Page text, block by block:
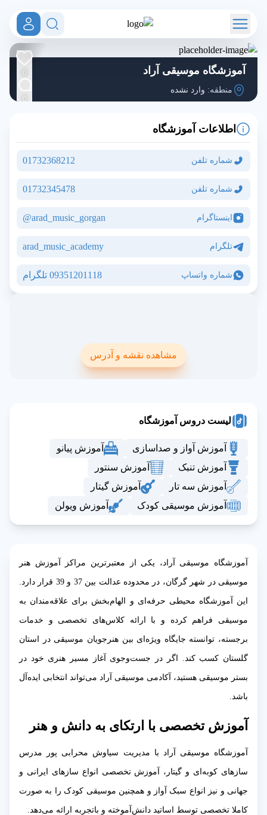
آموزشگاه موسیقی آراد
منطقه: وارد نشده
0
0
اطلاعات آموزشگاه
شماره تلفن 01732368212
شماره تلفن 01732345478
اینستاگرام arad_music_gorgan@
تلگرام arad_music_academy
شماره واتساپ 09351201118 تلگرام
مشاهده نقشه و آدرس
لیست دروس آموزشگاه
آموزش آواز و صداسازی
آموزش پیانو
آموزش تنبک
آموزش سنتور
آموزش سه تار
آموزش گیتار
آموزش موسیقی کودک
آموزش ویولن
آموزشگاه موسیقی آراد، یکی از معتبرترین مراکز آموزش هنر
موسیقی در شهر گرگان، در محدوده عدالت بین 37 و 39 قرار دارد.
این آموزشگاه محیطی حرفه‌ای و الهام‌بخش برای علاقه‌مندان به
موسیقی فراهم کرده و با ارائه کلاس‌های تخصصی و خدمات
برجسته، توانسته جایگاه ویژه‌ای بین هنرجویان موسیقی در استان
گلستان کسب کند. اگر در جست‌وجوی آغاز مسیر هنری خود در
بستر موسیقی هستید، آکادمی موسیقی آراد می‌تواند انتخابی ایده‌آل
باشد.
آموزش تخصصی با ارتکای به دانش و هنر
آموزشگاه موسیقی آراد با مدیریت سیاوش محرابی پور مدرس
سازهای کوبه‌ای و گیتار، آموزش تخصصی انواع سازهای ایرانی و
جهانی و نیز انواع سبک آواز و همچنین موسیقی کودک را به صورت
کاملا تخصصی توسط اساتید دانش‌آموخته و باتجربه ارائه می‌دهد.